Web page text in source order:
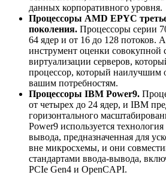
данных корпоративного уровня.
Процессоры AMD EPYC
поколения. Процессоры серии
64 ядер и от 16 до 128 потоков.
инструмент оценки совокупной
виртуализации серверов,
процессор, который наилучшим
вашим потребностям.
Процессоры IBM Power9.
от четырех до 24 ядер, и IBM
горизонтального
Power9 используется
вывода, предназначенная для
вне микросхемы, и они
стандартами ввода-вывода,
PCIe Gen4 и OpenCAPI.